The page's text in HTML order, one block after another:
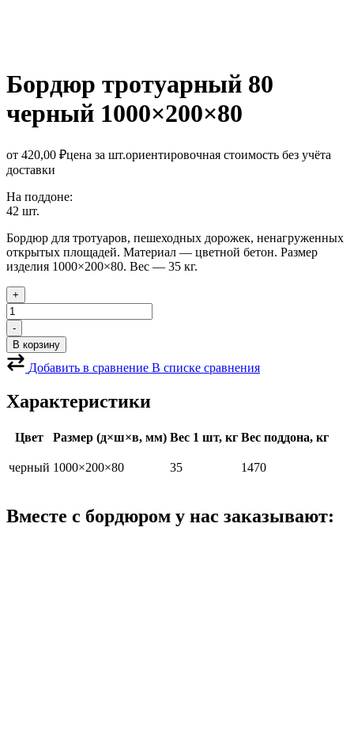
Бордюр тротуарный 80
черный 1000×200×80
от 420,00 ₽цена за шт.ориентировочная стоимость без учёта
доставки
На поддоне:
42 шт.
Бордюр для тротуаров, пешеходных дорожек, ненагруженных
открытых площадей. Материал — цветной бетон. Размер
изделия 1000×200×80. Вес — 35 кг.
+
Количество
товара
Бордюр
тротуарный
80
-
В корзину
Добавить в сравнение В списке сравнения
Характеристики
Цвет Размер (д×ш×в, мм) Вес 1 шт, кг Вес поддона, кг
черный 1000×200×80 35 1470
Вместе с бордюром у нас заказывают: